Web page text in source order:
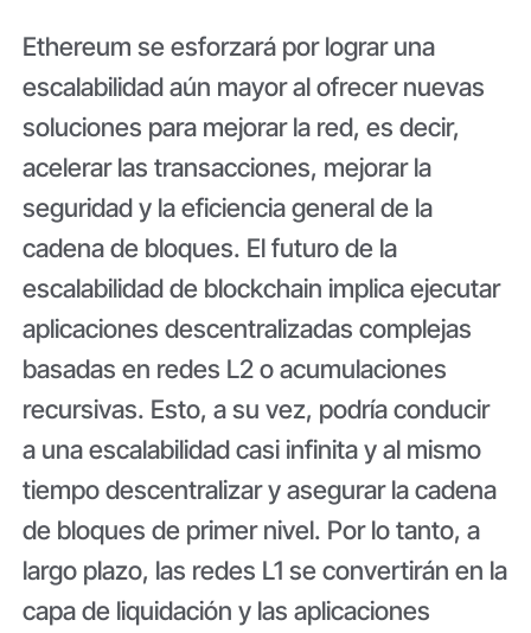
Ethereum se esforzará por lograr una
escalabilidad aún mayor al ofrecer nuevas
soluciones para mejorar la red, es decir,
acelerar las transacciones, mejorar la
seguridad y la eficiencia general de la
cadena de bloques. El futuro de la
escalabilidad de blockchain implica ejecutar
aplicaciones descentralizadas complejas
basadas en redes L2 o acumulaciones
recursivas. Esto, a su vez, podría conducir
a una escalabilidad casi infinita y al mismo
tiempo descentralizar y asegurar la cadena
de bloques de primer nivel. Por lo tanto, a
largo plazo, las redes L1 se convertirán en la
capa de liquidación y las aplicaciones